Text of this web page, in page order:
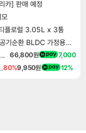
카] 판매 예정
모
플로럴 3.05L x 3통
가정용 스탠드 선풍기
그랑블루 판타지 리링크 엔드리스 라그나로크 Granblue Fantasy Relink Endless Ragnarok 66,800원 7,000
RESPECT V80%9,950원 12%